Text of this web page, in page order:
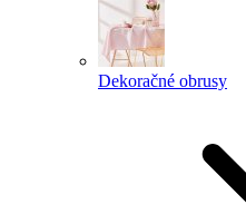
Dekoračné obrusy